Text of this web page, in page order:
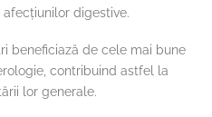
digestive.
beneficiază de cele mai bune
contribuind astfel la
lor generale.